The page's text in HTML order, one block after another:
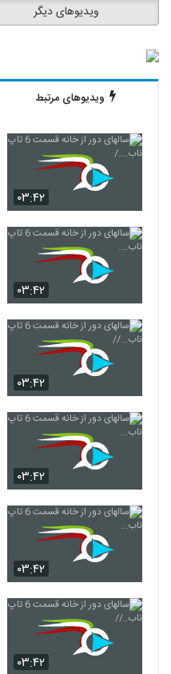
ویدیوهای دیگر
ویدیوهای مرتبط
۰۳:۴۲
۰۳:۴۲
۰۳:۴۲
۰۳:۴۲
۰۳:۴۲
۰۳:۴۲